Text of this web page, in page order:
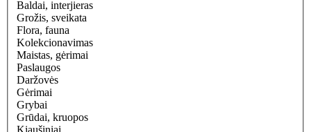
Baldai, interjieras
Grožis, sveikata
Flora, fauna
Kolekcionavimas
Maistas, gėrimai
Paslaugos
Daržovės
Gėrimai
Grybai
Grūdai, kruopos